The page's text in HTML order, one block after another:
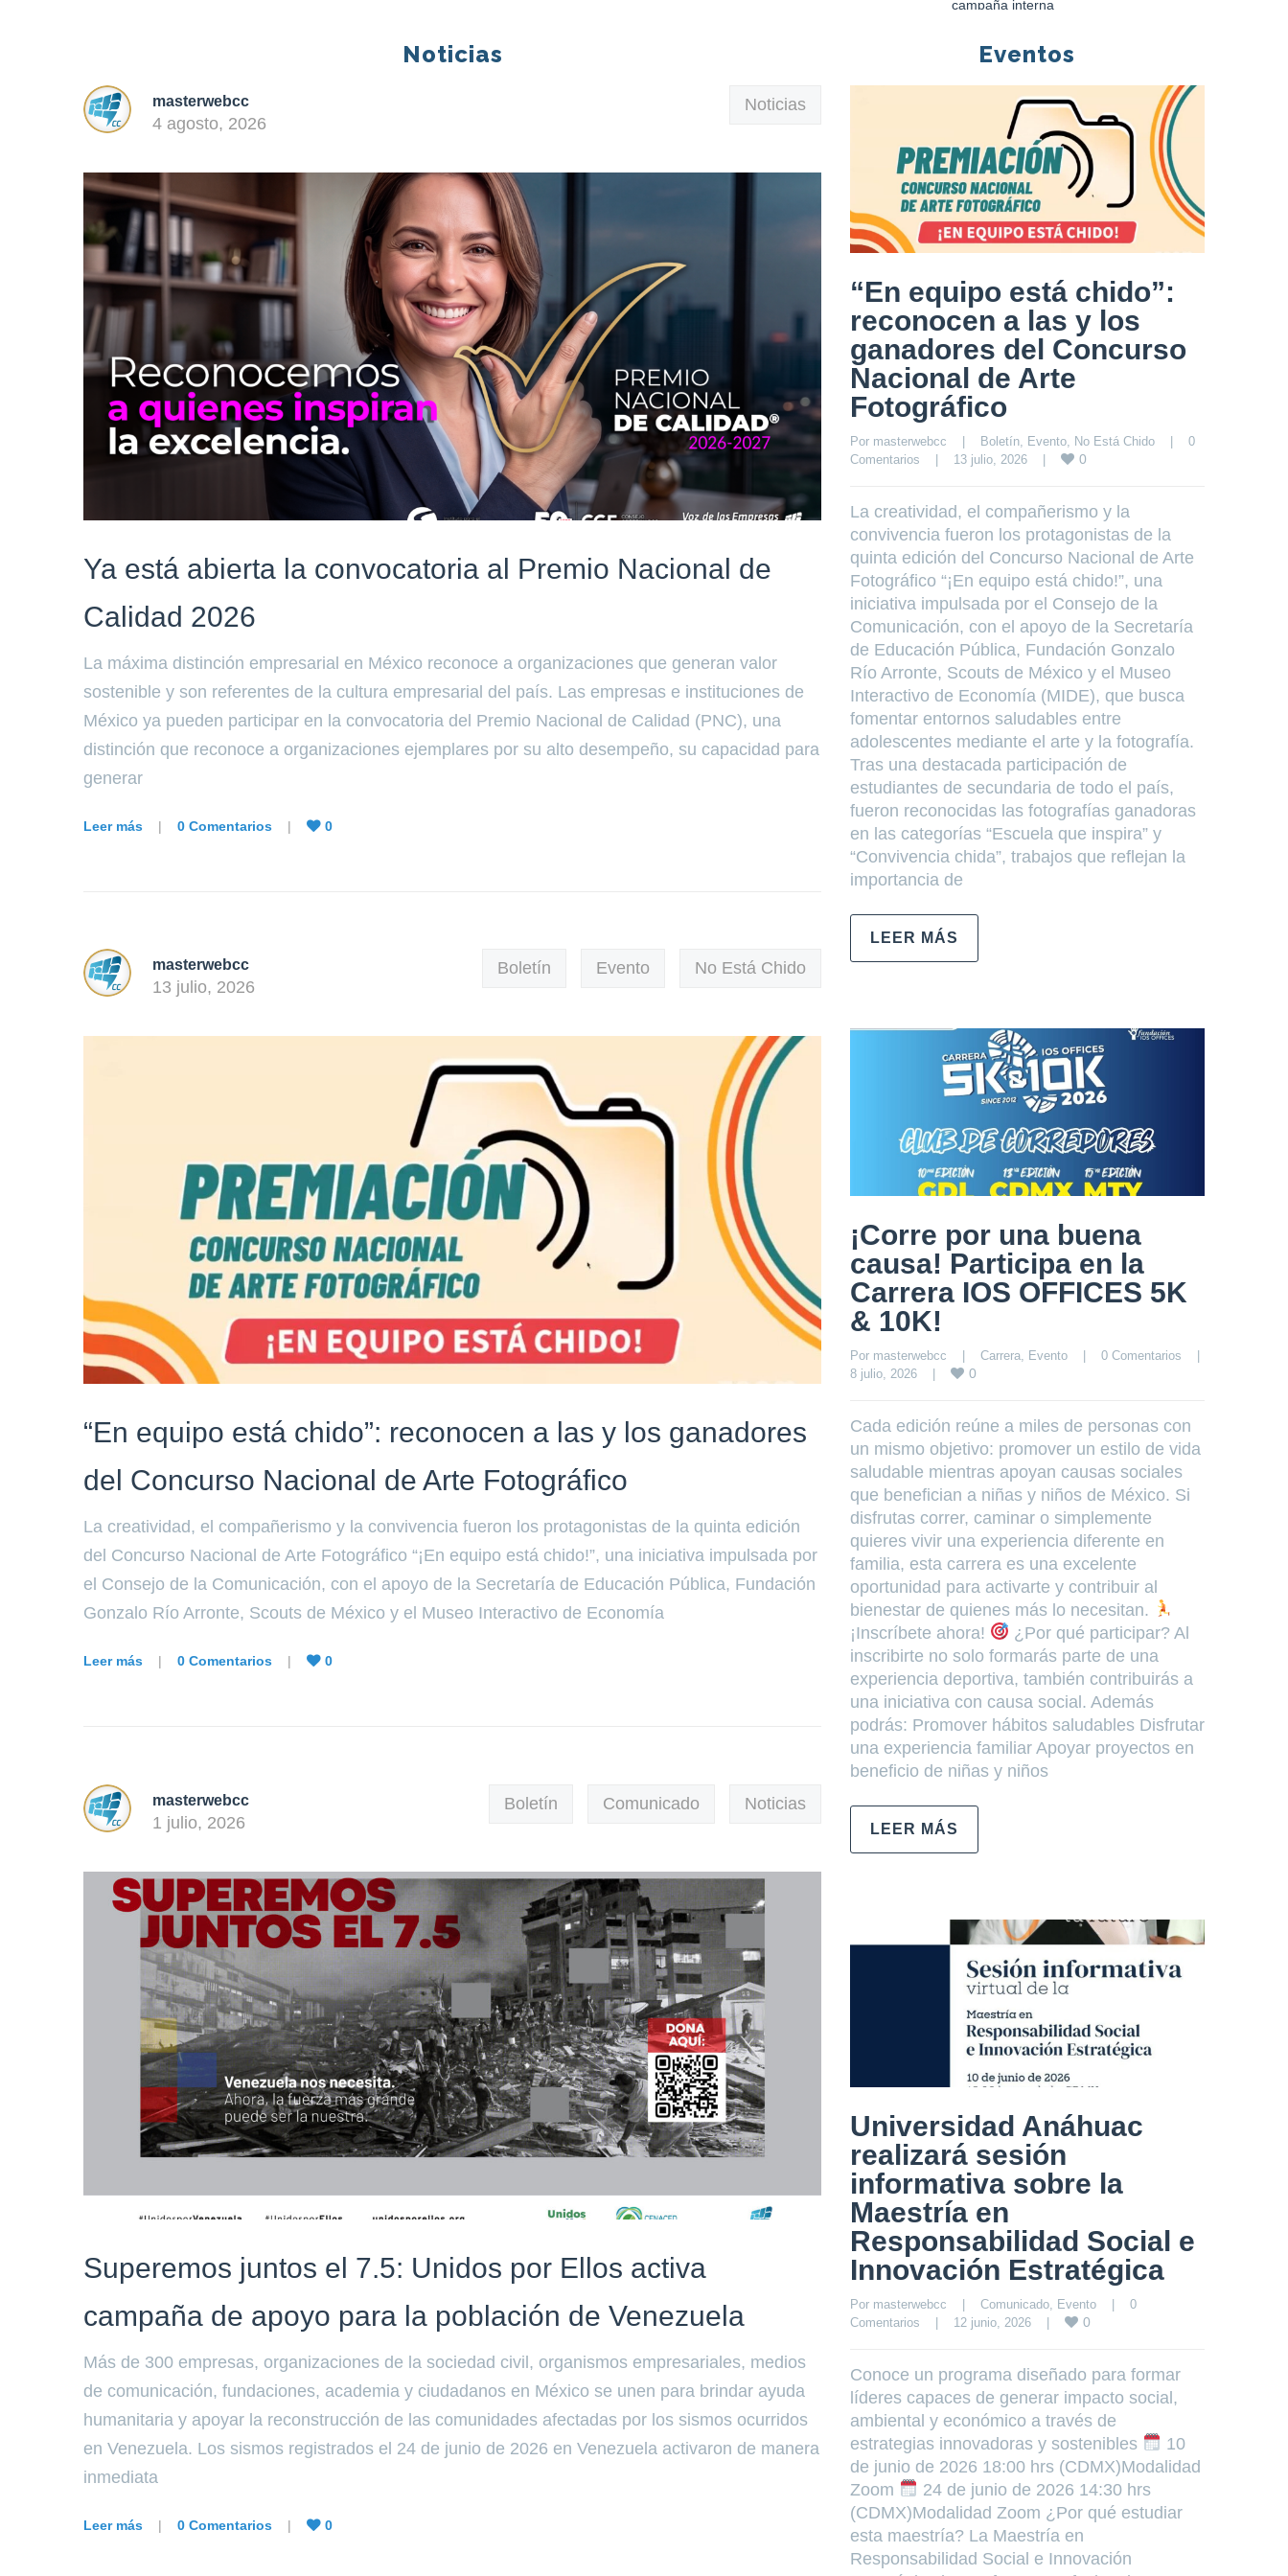
Noticias
masterwebcc
4 agosto, 2026
Noticias
Ya está abierta la convocatoria al Premio Nacional de
Calidad 2026
La máxima distinción empresarial en México reconoce a organizaciones que generan valor
sostenible y son referentes de la cultura empresarial del país. Las empresas e instituciones de
México ya pueden participar en la convocatoria del Premio Nacional de Calidad (PNC), una
distinción que reconoce a organizaciones ejemplares por su alto desempeño, su capacidad para
generar
Leer más | 0 Comentarios | 0
masterwebcc
13 julio, 2026
Boletín Evento No Está Chido
“En equipo está chido”: reconocen a las y los ganadores
del Concurso Nacional de Arte Fotográfico
La creatividad, el compañerismo y la convivencia fueron los protagonistas de la quinta edición
del Concurso Nacional de Arte Fotográfico “¡En equipo está chido!”, una iniciativa impulsada por
el Consejo de la Comunicación, con el apoyo de la Secretaría de Educación Pública, Fundación
Gonzalo Río Arronte, Scouts de México y el Museo Interactivo de Economía
Leer más | 0 Comentarios | 0
masterwebcc
1 julio, 2026
Boletín Comunicado Noticias
Superemos juntos el 7.5: Unidos por Ellos activa
campaña de apoyo para la población de Venezuela
Más de 300 empresas, organizaciones de la sociedad civil, organismos empresariales, medios
de comunicación, fundaciones, academia y ciudadanos en México se unen para brindar ayuda
humanitaria y apoyar la reconstrucción de las comunidades afectadas por los sismos ocurridos
en Venezuela. Los sismos registrados el 24 de junio de 2026 en Venezuela activaron de manera
inmediata
Leer más | 0 Comentarios | 0
Eventos
“En equipo está chido”:
reconocen a las y los
ganadores del Concurso
Nacional de Arte
Fotográfico
Por masterwebcc | Boletín, Evento, No Está Chido |
0
Comentarios
| 13 julio, 2026 | 0
La creatividad, el compañerismo y la
convivencia fueron los protagonistas de la
quinta edición del Concurso Nacional de Arte
Fotográfico “¡En equipo está chido!”, una
iniciativa impulsada por el Consejo de la
Comunicación, con el apoyo de la Secretaría
de Educación Pública, Fundación Gonzalo
Río Arronte, Scouts de México y el Museo
Interactivo de Economía (MIDE), que busca
fomentar entornos saludables entre
adolescentes mediante el arte y la fotografía.
Tras una destacada participación de
estudiantes de secundaria de todo el país,
fueron reconocidas las fotografías ganadoras
en las categorías “Escuela que inspira” y
“Convivencia chida”, trabajos que reflejan la
importancia de
LEER MÁS
¡Corre por una buena
causa! Participa en la
Carrera IOS OFFICES 5K
& 10K!
Por masterwebcc | Carrera, Evento | 0 Comentarios
|
8 julio, 2026 | 0
Cada edición reúne a miles de personas con
un mismo objetivo: promover un estilo de vida
saludable mientras apoyan causas sociales
que benefician a niñas y niños de México. Si
disfrutas correr, caminar o simplemente
quieres vivir una experiencia diferente en
familia, esta carrera es una excelente
oportunidad para activarte y contribuir al
bienestar de quienes más lo necesitan.
¡Inscríbete ahora!
¿Por qué participar? Al
inscribirte no solo formarás parte de una
experiencia deportiva, también contribuirás a
una iniciativa con causa social. Además
podrás: Promover hábitos saludables Disfrutar
una experiencia familiar Apoyar proyectos en
beneficio de niñas y niños
LEER MÁS
Universidad Anáhuac
realizará sesión
informativa sobre la
Maestría en
Responsabilidad Social e
Innovación Estratégica
Por masterwebcc | Comunicado, Evento |
0
Comentarios
| 12 junio, 2026 | 0
Conoce un programa diseñado para formar
líderes capaces de generar impacto social,
ambiental y económico a través de
estrategias innovadoras y sostenibles
10
de junio de 2026 18:00 hrs (CDMX)Modalidad
Zoom
24 de junio de 2026 14:30 hrs
(CDMX)Modalidad Zoom ¿Por qué estudiar
esta maestría? La Maestría en
Responsabilidad Social e Innovación